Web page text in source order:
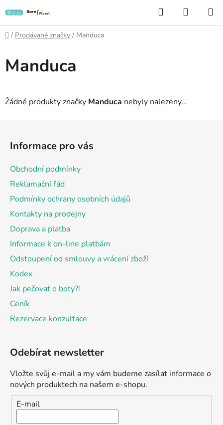
na
obsah
Hledat
KOŠÍK
Domů
/ Prodávané značky / Manduca
Manduca
Žádné produkty značky Manduca nebyly nalezeny...
Informace pro vás
Obchodní podmínky
Reklamační řád
Podmínky ochrany osobních údajů
Kontakty na prodejny
Doprava a platba
Informace k on-line platbám
Odstoupení od smlouvy a vrácení zboží
Kodex
Jak pečovat o boty?!
Ceník
Rezervace konzultace
Odebírat newsletter
Vložte svůj e-mail a my vám budeme zasílat informace o
nových produktech na našem e-shopu.
E-mail